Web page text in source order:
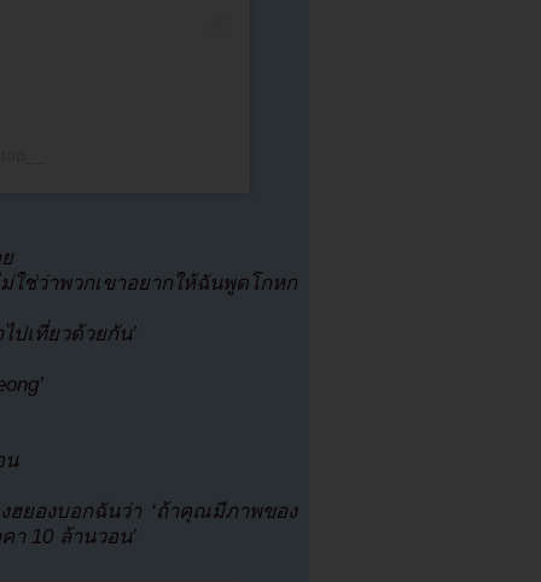
ช่ว่าพวกเขาอยากให้ฉันพูดโกหก
ปเที่ยวด้วยกัน’
น
ฮยองบอกฉันว่า ‘ถ้าคุณมีภาพของ
10 ล้านวอน’